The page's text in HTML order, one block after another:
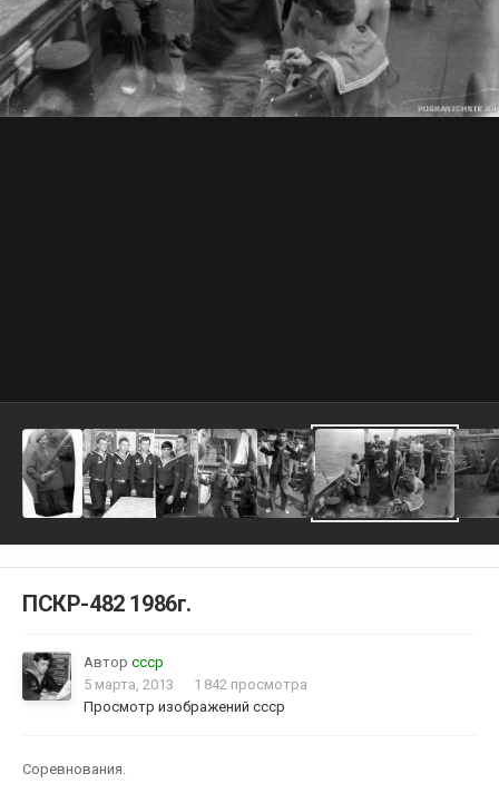
ПСКР-482 1986г.
Автор cccp
5 марта, 2013
1 842 просмотра
Просмотр изображений cccp
Соревнования.